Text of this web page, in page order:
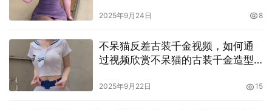
2025年9月24日 8
不呆猫反差古装千金视频，如何通
过视频欣赏不呆猫的古装千金造型
2025年9月22日 15